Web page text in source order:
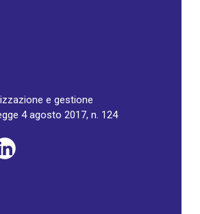
e gestione
4 agosto 2017, n. 124